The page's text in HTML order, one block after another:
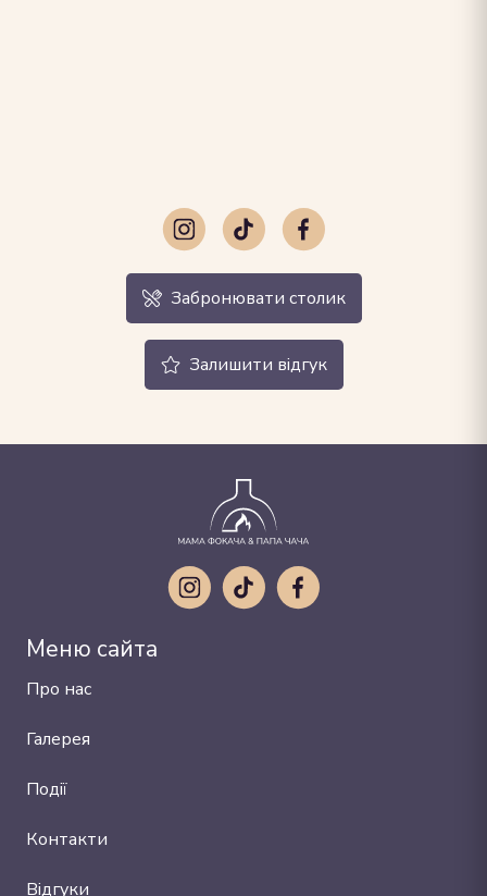
Забронювати столик
Залишити відгук
Меню сайта
Про нас
Галерея
Події
Контакти
Відгуки